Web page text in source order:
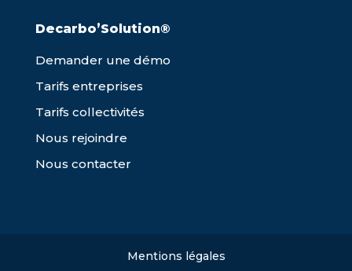
Decarbo’Solution®
Demander une démo
Tarifs entreprises
Tarifs collectivités
Nous rejoindre
Nous contacter
Mentions légales